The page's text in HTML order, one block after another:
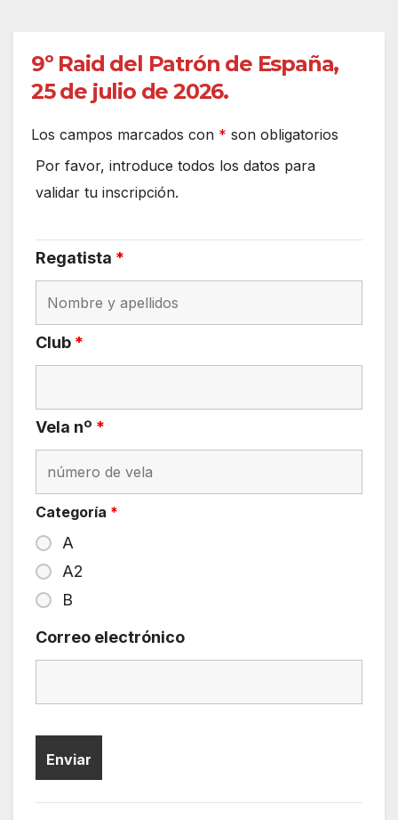
9º Raid del Patrón de España,
25 de julio de 2026.
Los campos marcados con * son obligatorios
Por favor, introduce todos los datos para
validar tu inscripción.
Regatista *
Club *
Vela nº *
Categoría *
A
A2
B
Correo electrónico